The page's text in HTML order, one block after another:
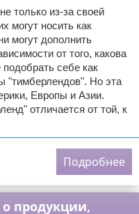
только из-за своей
могут носить как
могут дополнить
от того, какова
себе как
"тимберлендов". Но эта
Европы и Азии.
отличается от той, к
Подробнее
продукции,